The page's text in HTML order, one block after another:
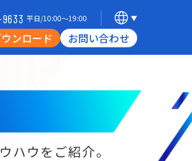
平日/10:00〜19:00
ンロード お問い合わせ
ハウをご紹介。